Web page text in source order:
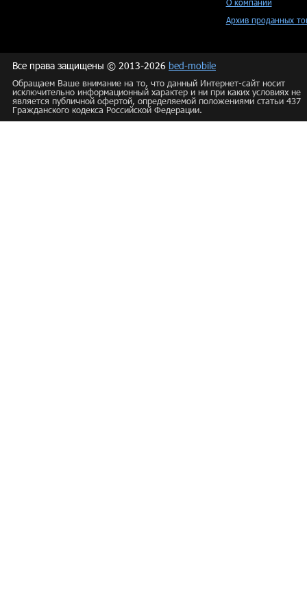
Архив проданных
Все права защищены © 2013-2026 bed-mobile
Обращаем Ваше внимание на то, что данный Интернет-сайт носит
исключительно информационный характер и ни при каких условиях не
является публичной офертой, определяемой положениями статьи 437
Гражданского кодекса Российской Федерации.